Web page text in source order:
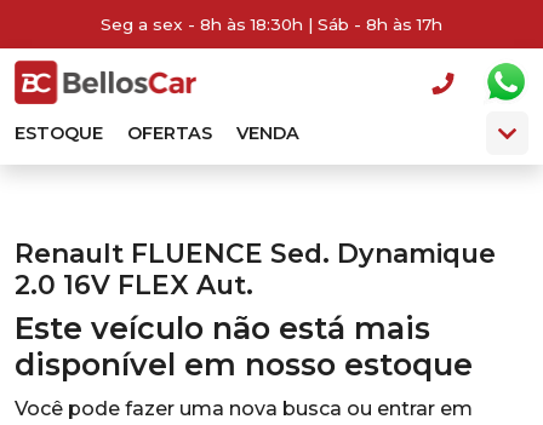
Seg a sex - 8h às 18:30h | Sáb - 8h às 17h
ESTOQUE OFERTAS VENDA
Renault FLUENCE Sed. Dynamique
2.0 16V FLEX Aut.
Este veículo não está mais
disponível em nosso estoque
Você pode fazer uma nova busca ou entrar em